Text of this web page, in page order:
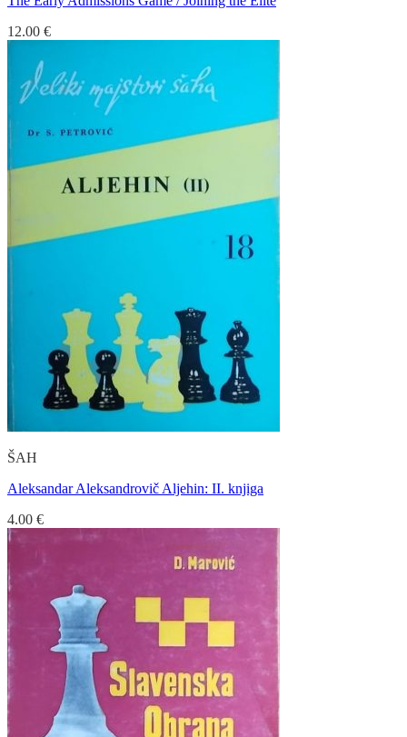
12.00 €
ŠAH
Aleksandar Aleksandrovič Aljehin: II. knjiga
4.00 €